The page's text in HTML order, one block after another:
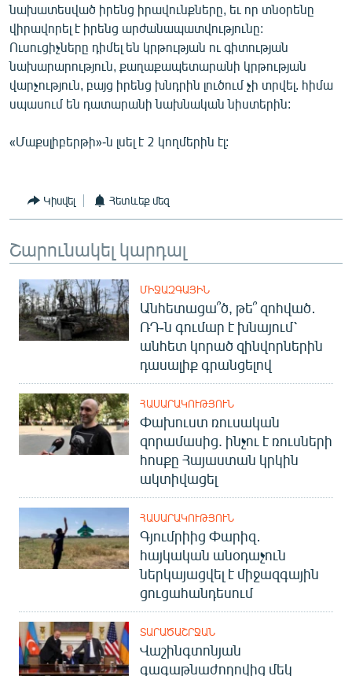
Русский
ՀԵՏԵՎԵՔ ՄԵԶ
նախատեսված իրենց իրավունքները, եւ որ տնօրենը
վիրավորել է իրենց արժանապատվությունը:
Ուսուցիչները դիմել են կրթության ու գիտության
նախարարություն, քաղաքապետարանի կրթության
վարչություն, բայց իրենց խնդրին լուծում չի տրվել. հիմա
սպասում են դատարանի նախնական նիստերին:
«Մաքսլիբերթի»-ն լսել է 2 կողմերին էլ:
Կիսվել Հետևեք մեզ
Շարունակել կարդալ
ՄԻՋԱԶԳԱՅԻՆ
Անհետացա՞ծ, թե՞ զոհված․
ՌԴ-ն գումար է խնայում՝
անհետ կորած զինվորներին
դասալիք գրանցելով
ՀԱՍԱՐԱԿՈՒԹՅՈՒՆ
Փախուստ ռուսական
զորամասից. ինչու է ռուսների
հոսքը Հայաստան կրկին
ակտիվացել
ՀԱՍԱՐԱԿՈՒԹՅՈՒՆ
Գյումրիից Փարիզ․
հայկական անօդաչուն
ներկայացվել է միջազգային
ցուցահանդեսում
ՏԱՐԱԾԱՇՐՋԱՆ
Վաշինգտոնյան
գագաթնաժողովից մեկ